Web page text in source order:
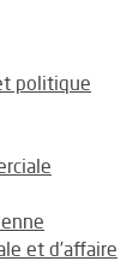
politique
et d’affaire